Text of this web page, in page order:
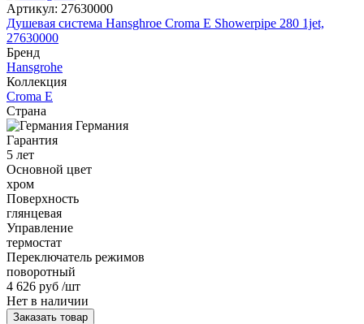
Артикул: 27630000
Душевая система Hansghroe Croma E Showerpipe 280 1jet,
27630000
Бренд
Hansgrohe
Коллекция
Croma E
Страна
Германия
Гарантия
5 лет
Основной цвет
хром
Поверхность
глянцевая
Управление
термостат
Переключатель режимов
поворотный
4 626 руб /шт
Нет в наличии
Заказать товар